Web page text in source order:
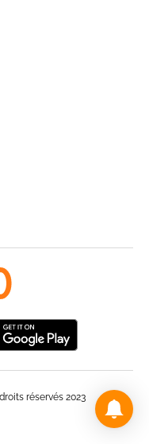
réservés 2023